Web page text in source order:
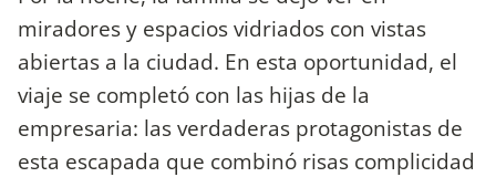
miradores y espacios vidriados con vistas
abiertas a la ciudad. En esta oportunidad, el
viaje se completó con las hijas de la
empresaria: las verdaderas protagonistas de
esta escapada que combinó risas complicidad